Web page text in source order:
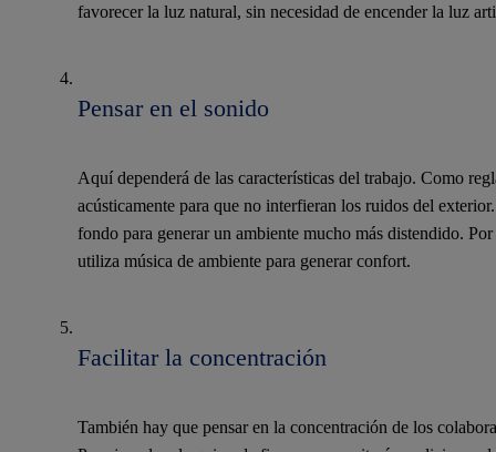
favorecer la luz natural, sin necesidad de encender la luz
Pensar en el sonido
Aquí dependerá de las características del trabajo. Como
acústicamente para que no interfieran los ruidos del
fondo para generar un ambiente mucho más distendido.
utiliza música de ambiente para generar confort.
Facilitar la concentración
También hay que pensar en la concentración de los